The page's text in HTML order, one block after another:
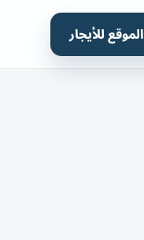
الموقع للأيجار